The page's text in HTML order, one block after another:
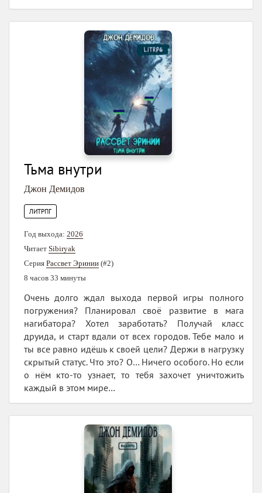
Тьма внутри
Джон Демидов
ЛИТРПГ
Год выхода: 2026
Читает Sibiryak
Серия Рассвет Эринии (#2)
8 часов 33 минуты
Очень долго ждал выхода первой игры полного
погружения? Планировал своё развитие в мага
нагибатора? Хотел заработать? Получай класс
друида, и старт вдали от всех городов. Тебе мало и
ты все равно идёшь к своей цели? Держи в нагрузку
скрытый статус. Что это? О… Ничего особого. Но если
о нём кто-то узнает, то тебя захочет уничтожить
каждый в этом мире…